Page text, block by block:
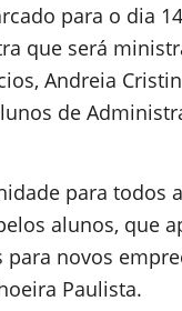
para o dia
que será
Andreia
de
para todos
alunos, que
para novos
Paulista.